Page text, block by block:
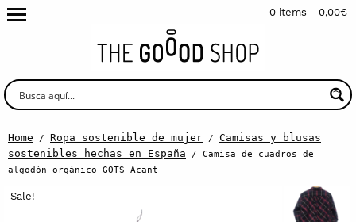
0 items - 0,00€
Home / Ropa sostenible de mujer / Camisas y blusas
sostenibles hechas en España / Camisa de cuadros de
algodón orgánico GOTS Acant
Sale!